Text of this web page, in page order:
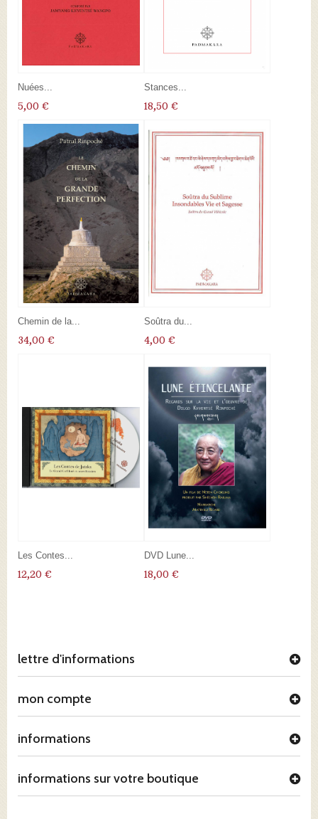
Nuées...
5,00 €
Stances...
18,50 €
Chemin de la...
34,00 €
Soûtra du...
4,00 €
Les Contes...
12,20 €
DVD Lune...
18,00 €
lettre d'informations
mon compte
informations
informations sur votre boutique